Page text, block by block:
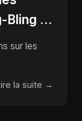
Bling et
!
la suite →